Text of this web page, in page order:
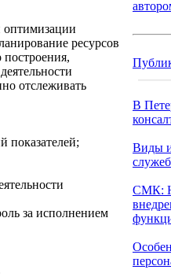
оптимизации
ресурсов
построения,
отслеживать
показателей;
за исполнением
В
Виды
СМК: